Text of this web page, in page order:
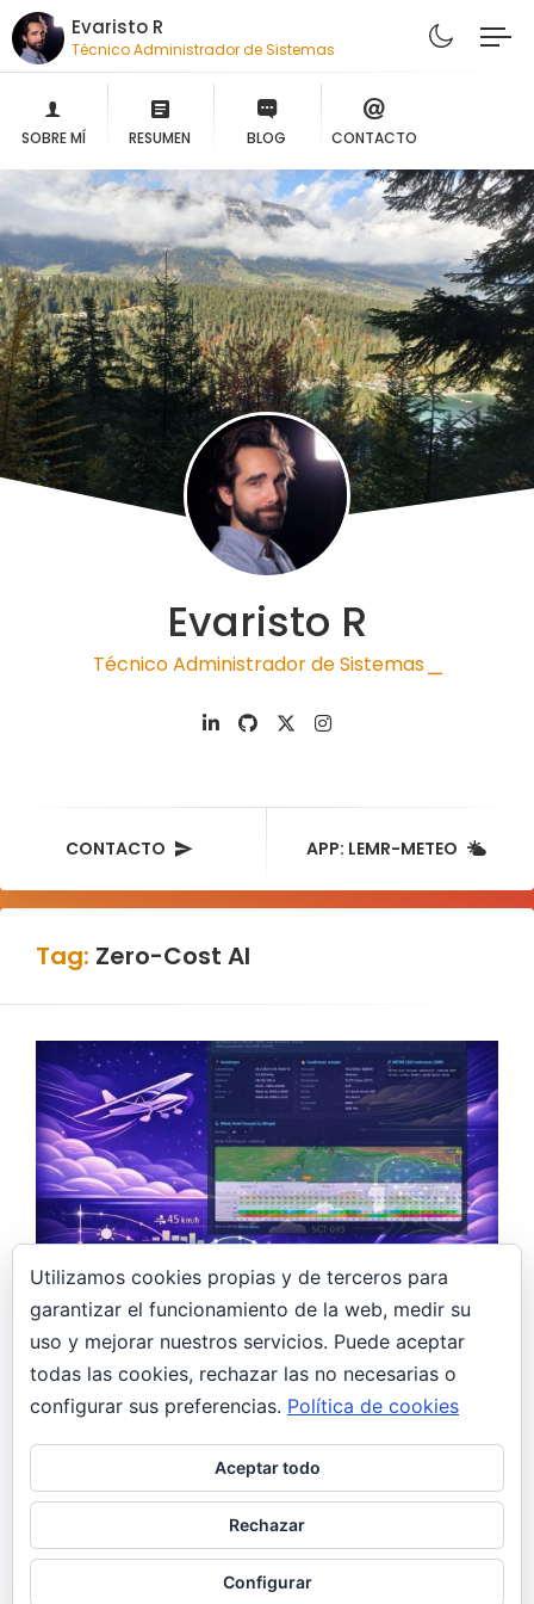
Evaristo R
Técnico Administrador de Sistemas
SOBRE MÍ RESUMEN BLOG CONTACTO
Evaristo R
Técnico Administrador de Sistemas |
CONTACTO APP: LEMR-METEO
Tag: Zero-Cost AI
15 febrero, 2026
Construyendo un asistente meteorológico
con IA para pilotos ULM: LEMR Meteo
El problema Volar un ultraligero requiere
condiciones muy específicas: viento moderado,
visibilidad decente, sin tormentas. Pero consultar
METAR, AEMET, Windy…
Utilizamos cookies propias y de terceros para
garantizar el funcionamiento de la web, medir su
uso y mejorar nuestros servicios. Puede aceptar
todas las cookies, rechazar las no necesarias o
configurar sus preferencias. Política de cookies
Aceptar todo
Rechazar
Configurar